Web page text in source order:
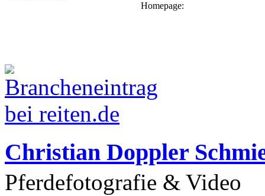
Homepage:
Christian Doppler
Pferdefotografie & Video